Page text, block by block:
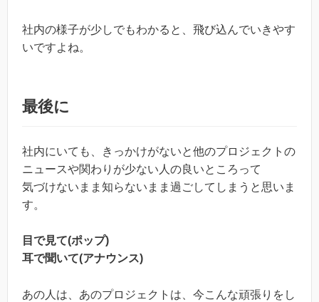
社内の様子が少しでもわかると、飛び込んでいきやす
いですよね。
最後に
社内にいても、きっかけがないと他のプロジェクトの
ニュースや関わりが少ない人の良いところって
気づけないまま知らないまま過ごしてしまうと思いま
す。
目で見て(ポップ)
耳で聞いて(アナウンス)
あの人は、あのプロジェクトは、今こんな頑張りをし